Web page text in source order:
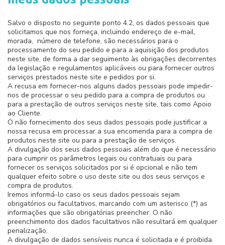
Salvo o disposto no seguinte ponto 4.2, os dados pessoais que
solicitamos que nos forneça, incluindo endereço de e-mail,
morada, número de telefone, são necessários para o
processamento do seu pedido e para a aquisição dos produtos
neste site, de forma a dar seguimento às obrigações decorrentes
da legislação e regulamentos aplicáveis ou para fornecer outros
serviços prestados neste site e pedidos por si.
A recusa em fornecer-nos alguns dados pessoais pode impedir-
nos de processar o seu pedido para a compra de produtos ou
para a prestação de outros serviços neste site, tais como Apoio
ao Cliente.
O não fornecimento dos seus dados pessoais pode justificar a
nossa recusa em processar a sua encomenda para a compra de
produtos neste site ou para a prestação de serviços.
A divulgação dos seus dados pessoais além do que é necessário
para cumprir os parâmetros legais ou contratuais ou para
fornecer os serviços solicitados por si é opcional e não tem
qualquer efeito sobre o uso deste site ou dos seus serviços e
compra de produtos.
Iremos informá-lo caso os seus dados pessoais sejam
obrigatórios ou facultativos, marcando com um asterisco (*) as
informações que são obrigatórias preencher. O não
preenchimento dos dados facultativos não resultará em qualquer
penalização.
A divulgação de dados sensíveis nunca é solicitada e é proibida.